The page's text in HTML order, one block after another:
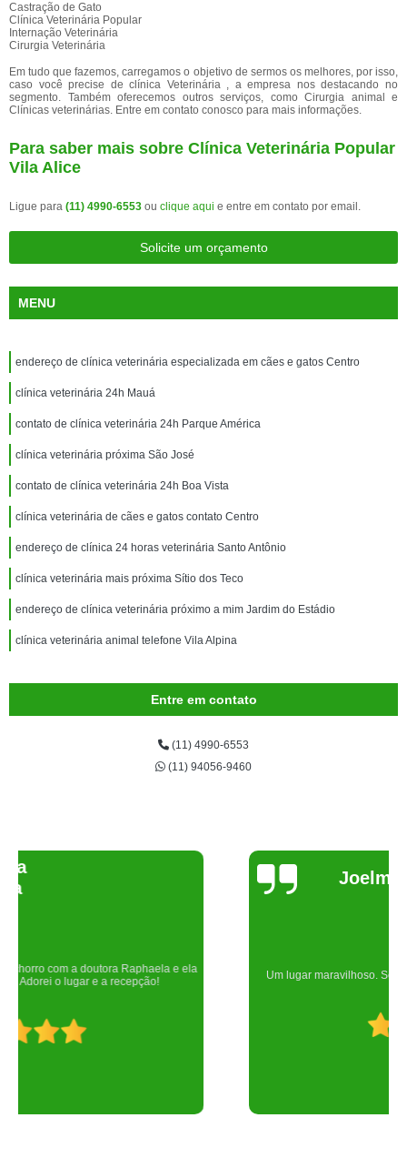
Castração de Gato
Clínica Veterinária Popular
Internação Veterinária
Cirurgia Veterinária
Em tudo que fazemos, carregamos o objetivo de sermos os melhores, por isso,
caso você precise de clínica Veterinária , a empresa nos destacando no
segmento. Também oferecemos outros serviços, como Cirurgia animal e
Clínicas veterinárias. Entre em contato conosco para mais informações.
Para saber mais sobre Clínica Veterinária Popular
Vila Alice
Ligue para (11) 4990-6553 ou clique aqui e entre em contato por email.
Solicite um orçamento
MENU
endereço de clínica veterinária especializada em cães e gatos Centro
clínica veterinária 24h Mauá
contato de clínica veterinária 24h Parque América
clínica veterinária próxima São José
contato de clínica veterinária 24h Boa Vista
clínica veterinária de cães e gatos contato Centro
endereço de clínica 24 horas veterinária Santo Antônio
clínica veterinária mais próxima Sítio dos Teco
endereço de clínica veterinária próximo a mim Jardim do Estádio
clínica veterinária animal telefone Vila Alpina
Entre em contato
(11) 4990-6553
(11) 94056-9460
Um lugar maravilhoso. Sempre serei grata pelo que fizeram por nós!